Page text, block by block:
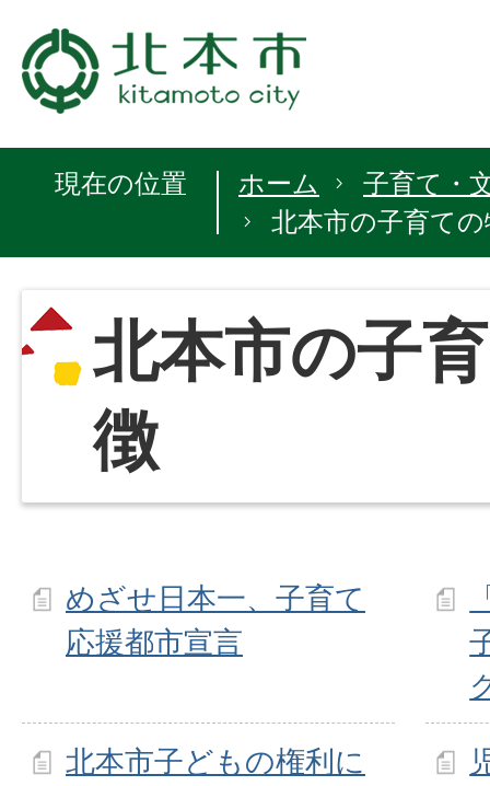
現在の位置 ホーム
子育て・
北本市の子育て
北本市の子
徴
めざせ日本一、子育て
応援都市宣言
北本市子どもの権利に